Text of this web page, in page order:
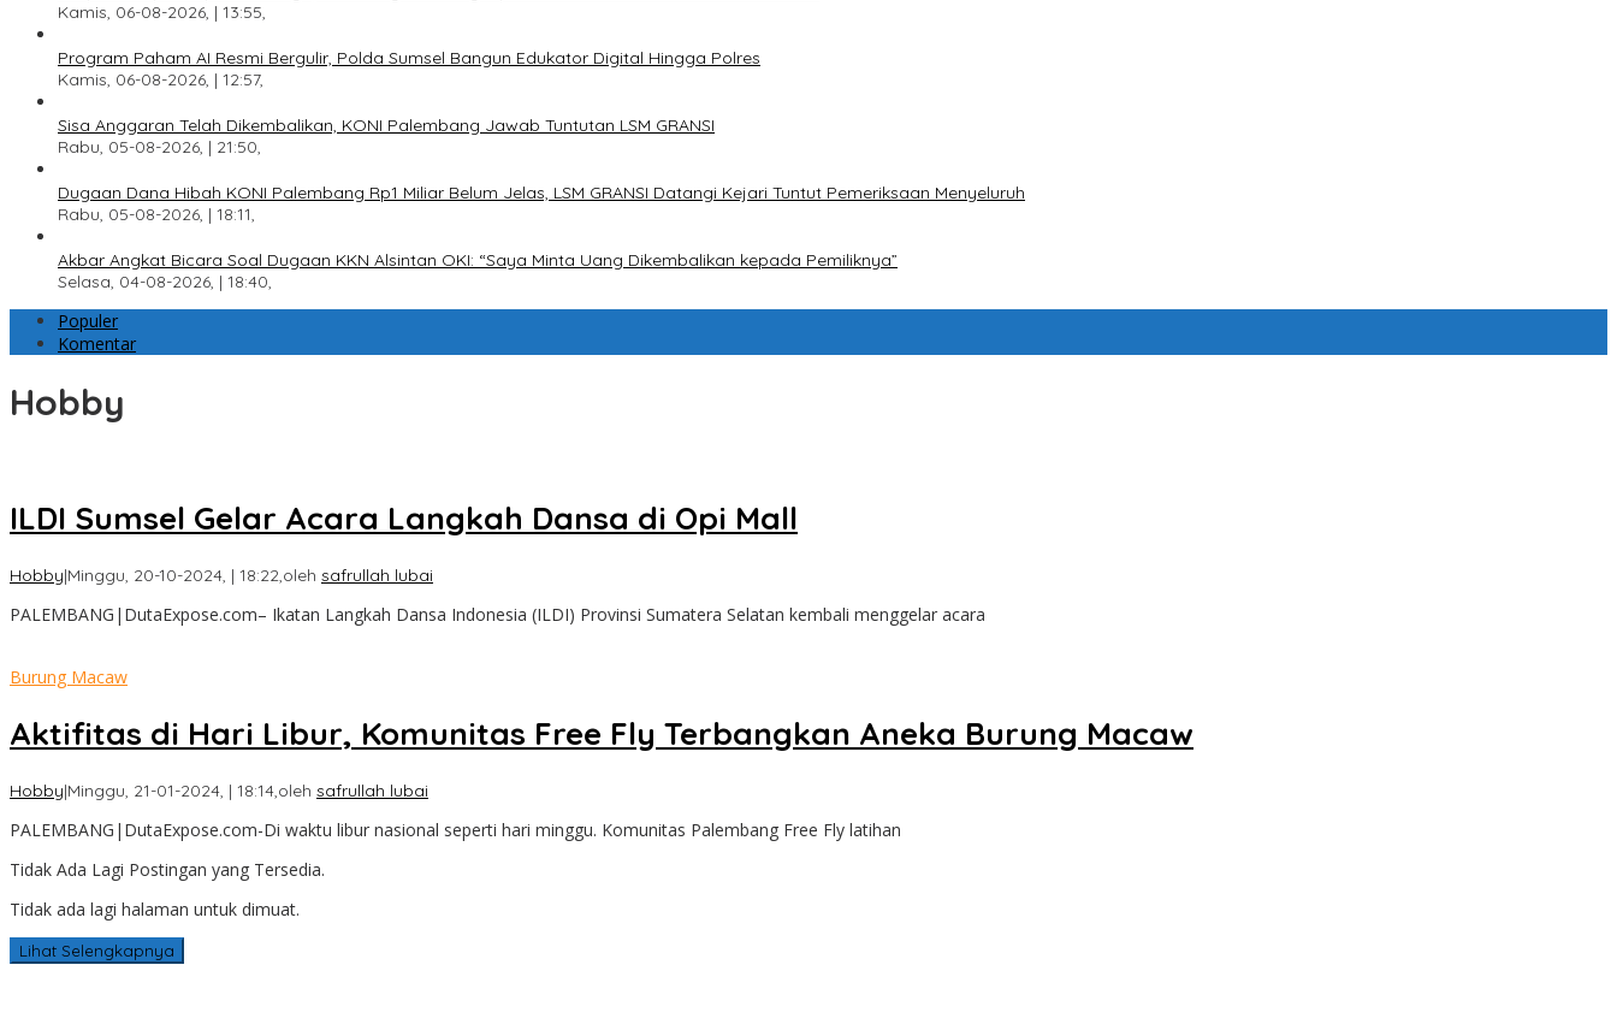
Kamis, 06-08-2026, | 13:55,
Program Paham AI Resmi Bergulir, Polda Sumsel Bangun Edukator Digital Hingga Polres
Kamis, 06-08-2026, | 12:57,
Sisa Anggaran Telah Dikembalikan, KONI Palembang Jawab Tuntutan LSM GRANSI
Rabu, 05-08-2026, | 21:50,
Dugaan Dana Hibah KONI Palembang Rp1 Miliar Belum Jelas, LSM GRANSI Datangi Kejari Tuntut Pemeriksaan Menyeluruh
Rabu, 05-08-2026, | 18:11,
Akbar Angkat Bicara Soal Dugaan KKN Alsintan OKI: “Saya Minta Uang Dikembalikan kepada Pemiliknya”
Selasa, 04-08-2026, | 18:40,
Populer
Komentar
Hobby
ILDI Sumsel Gelar Acara Langkah Dansa di Opi Mall
Hobby|Minggu, 20-10-2024, | 18:22,oleh safrullah lubai
PALEMBANG|DutaExpose.com– Ikatan Langkah Dansa Indonesia (ILDI) Provinsi Sumatera Selatan kembali menggelar acara
Burung Macaw
Aktifitas di Hari Libur, Komunitas Free Fly Terbangkan Aneka Burung Macaw
Hobby|Minggu, 21-01-2024, | 18:14,oleh safrullah lubai
PALEMBANG|DutaExpose.com-Di waktu libur nasional seperti hari minggu. Komunitas Palembang Free Fly latihan
Tidak Ada Lagi Postingan yang Tersedia.
Tidak ada lagi halaman untuk dimuat.
Lihat Selengkapnya